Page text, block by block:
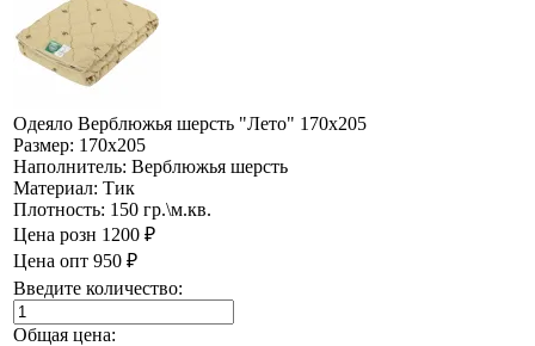
Одеяло Верблюжья шерсть "Лето" 170х205
Размер: 170х205
Наполнитель: Верблюжья шерсть
Материал: Тик
Плотность: 150 гр.\м.кв.
Цена розн 1200 ₽
Цена опт 950 ₽
Введите количество:
Общая цена: